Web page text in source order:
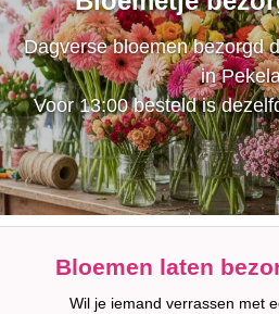
Dagverse bloemen bezorgd
in
Voor 13:00 besteld is
Bloemen laten
Wil je iemand verrassen met